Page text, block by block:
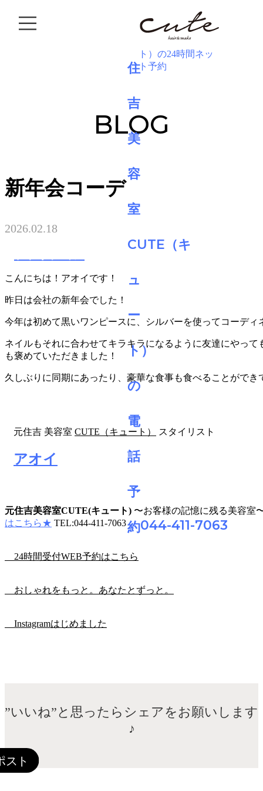
044-411-7063
BLOG
新年会コーデ
2026.02.18
こんにちは！アオイです！
昨日は会社の新年会でした！
今年は初めて黒いワンピースに、シルバーを使ってコーディ
ネイルもそれに合わせてキラキラになるように友達にやって
も褒めていただきました！
久しぶりに同期にあったり、豪華な食事も食べることができ
元住吉 美容室 CUTE（キュート） スタイリスト
アオイ
元住吉美容室CUTE(キュート) 〜お客様の記憶に残る美容室
はこちら★ TEL:044-411-7063
24時間受付WEB予約はこちら
おしゃれをもっと。あなたとずっと。
Instagramはじめました
”いいね”と思ったらシェアをお願いします
♪